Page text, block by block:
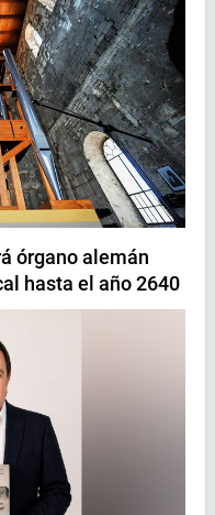
órgano alemán
hasta el año 2640